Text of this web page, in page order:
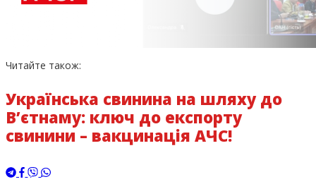
Читайте також:
Українська свинина на шляху до
В’єтнаму: ключ до експорту
свинини – вакцинація АЧС!